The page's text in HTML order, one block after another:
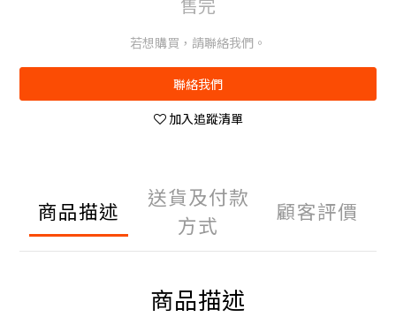
若想購買，請聯絡我們。
聯絡我們
加入追蹤清單
商品描述
送貨及付款
方式
顧客評價
商品描述